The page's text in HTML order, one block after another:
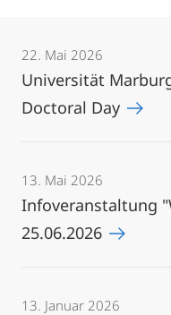
22. Mai 2026
Universität
Doctoral Day
13. Mai 2026
Infoveranstaltung
25.06.2026
13. Januar 2026